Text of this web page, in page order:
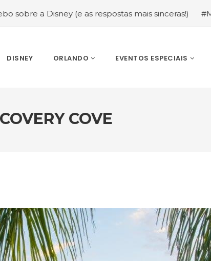
(e as respostas mais sinceras!) #Melhor época
DISNEY ORLANDO EVENTOS ESPECIAIS
COVE